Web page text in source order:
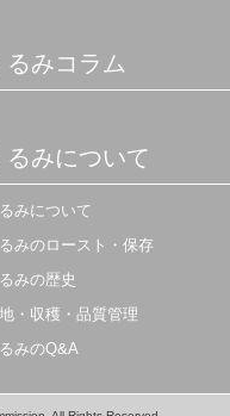
るみコラム
るみについて
みについて
みのロースト・保存
みの歴史
・収穫・品質管理
みのQ&A